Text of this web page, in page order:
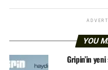
YOU
Gripin’in yeni